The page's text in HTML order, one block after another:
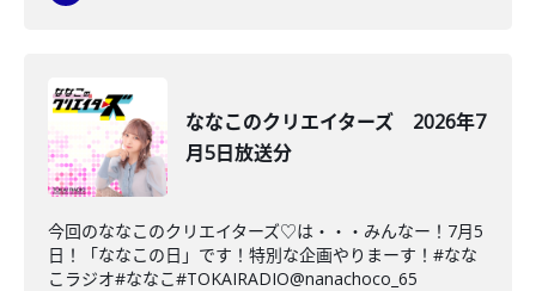
ななこのクリエイターズ 2026年7
月5日放送分
今回のななこのクリエイターズ♡は・・・みんなー！7月5
日！「ななこの日」です！特別な企画やりまーす！#なな
こラジオ#ななこ#TOKAIRADIO@nanachoco_65